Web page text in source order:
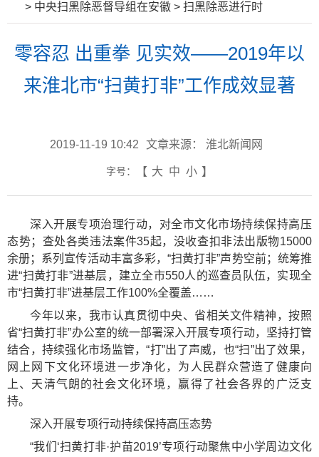
> 中央扫黑除恶督导组在安徽 > 扫黑除恶进行时
零容忍 出重拳 见实效——2019年以
来淮北市“扫黄打非”工作成效显著
2019-11-19 10:42 文章来源： 淮北新闻网
字号： 【 大 中 小 】
深入开展专项治理行动，对全市文化市场持续保持高压
态势；查处各类违法案件35起，没收查扣非法出版物15000
余册；系列宣传活动丰富多彩，“扫黄打非”声势空前；统筹推
进“扫黄打非”进基层，建立全市550人的巡查员队伍，实现全
市“扫黄打非”进基层工作100%全覆盖……
今年以来，我市认真贯彻中央、省相关文件精神，按照
省“扫黄打非”办公室的统一部署深入开展专项行动，坚持打管
结合，持续强化市场监管，“打”出了声威，也“扫”出了效果，
网上网下文化环境进一步净化，为人民群众营造了健康向
上、天清气朗的社会文化环境，赢得了社会各界的广泛支
持。
深入开展专项行动持续保持高压态势
“我们‘扫黄打非·护苗2019’专项行动聚焦中小学周边文化